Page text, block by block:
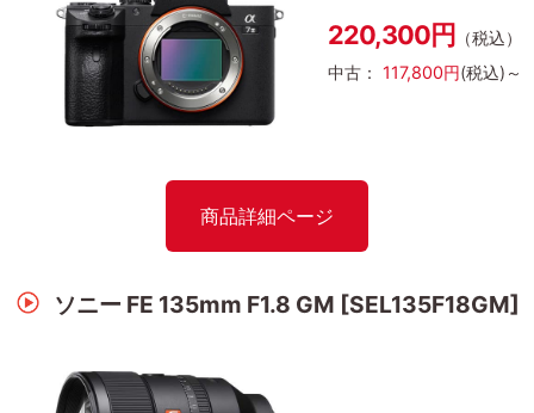
220,300円
（税込）
中古： 117,800円(税込)～
商品詳細ページ
ソニー FE 135mm F1.8 GM [SEL135F18GM]